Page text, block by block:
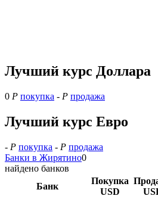
Лучший курс Доллара
0 Р покупка - Р продажа
Лучший курс Евро
- Р покупка - Р продажа
Банки в Жирятино0
найдено банков
Банк
Покупка
USD